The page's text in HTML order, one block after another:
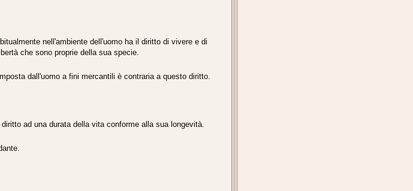
nell'ambiente dell'uomo ha il diritto di vivere e di
che sono proprie della sua specie.
dall'uomo a fini mercantili è contraria a questo diritto.
ad una durata della vita conforme alla sua longevità.